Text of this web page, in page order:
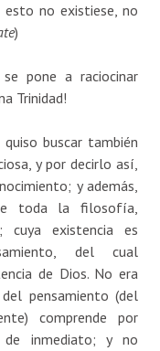
esto no existiese, no
)
pone a raciocinar
Trinidad!
buscar también
y por decirlo así,
y además,
toda la filosofía,
cuya existencia es
del cual
de Dios. No era
pensamiento (del
comprende por
inmediato; y no